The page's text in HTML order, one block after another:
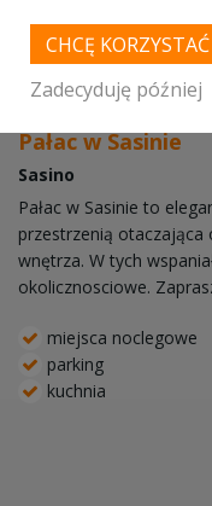
Pałac w Sasinie
Sasino
Pałac w Sasinie to
przestrzenią otaczająca
wnętrza. W tych
okolicznosciowe.
miejsca noclegowe
parking
kuchnia
CHCĘ
Zadecyduję później